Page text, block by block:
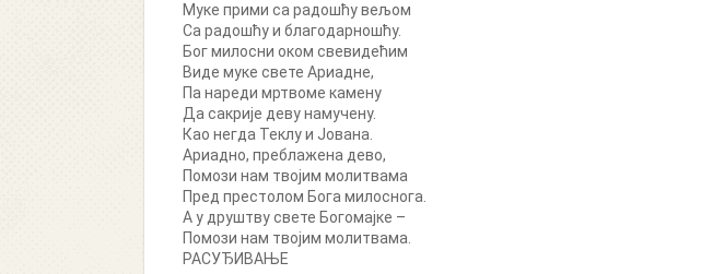
Муке прими са радошћу вељом
Са радошћу и благодарношћу.
Бог милосни оком свевидећим
Виде муке свете Ариадне,
Па нареди мртвоме камену
Да сакрије деву намучену.
Као негда Теклу и Јована.
Ариадно, преблажена дево,
Помози нам твојим молитвама
Пред престолом Бога милоснога.
А у друштву свете Богомајке –
Помози нам твојим молитвама.
РАСУЂИВАЊЕ